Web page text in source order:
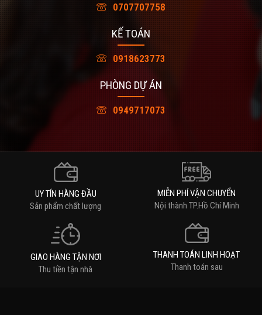
0707707758
KẾ TOÁN
0918623773
PHÒNG DỰ ÁN
0949717073
UY TÍN HÀNG ĐẦU
Sản phẩm chất lượng
MIỄN PHÍ VẬN CHUYỂN
Nội thành TP.Hồ Chí Minh
GIAO HÀNG TẬN NƠI
Thu tiền tận nhà
THANH TOÁN LINH HOẠT
Thanh toán sau